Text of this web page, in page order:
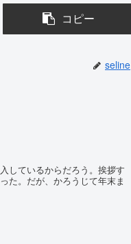
コピー
seline
しているからだろう。挨拶す
た。だが、かろうじて年末ま